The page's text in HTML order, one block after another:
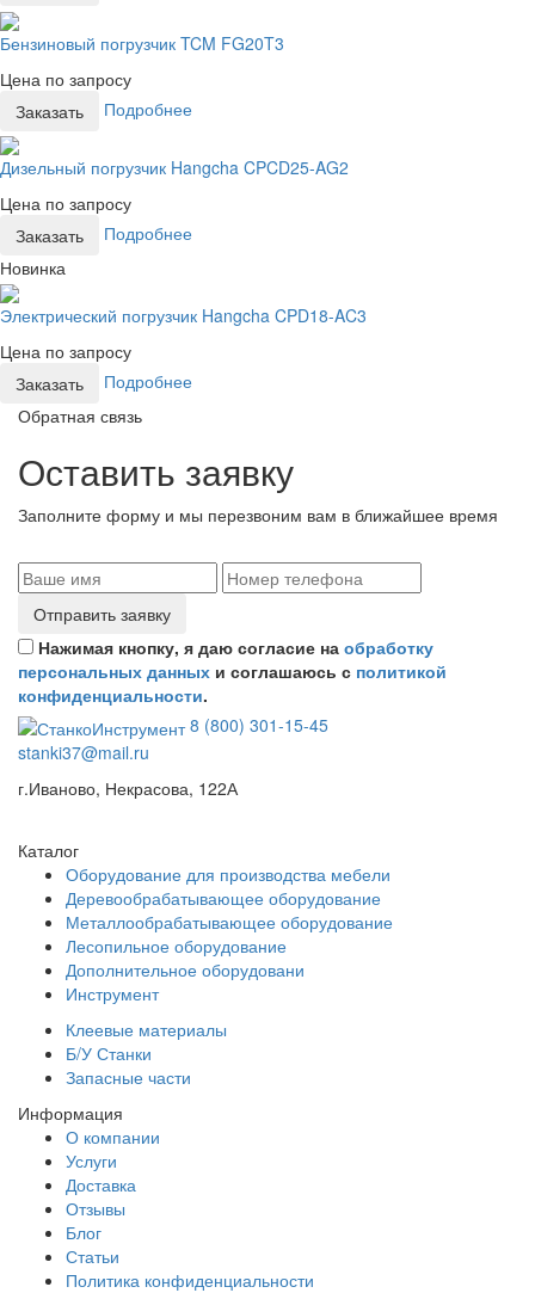
Бензиновый погрузчик TCM FG20T3
Цена по запросу
Заказать
Подробнее
Дизельный погрузчик Hangcha CPCD25-AG2
Цена по запросу
Заказать
Подробнее
Новинка
Электрический погрузчик Hangcha CPD18-AC3
Цена по запросу
Заказать
Подробнее
Обратная связь
Оставить заявку
Заполните форму и мы перезвоним вам в ближайшее время
Отправить заявку
Нажимая кнопку, я даю согласие на обработку
персональных данных и соглашаюсь с политикой
конфиденциальности.
8 (800) 301-15-45
stanki37@mail.ru
г.Иваново, Некрасова, 122А
Каталог
Оборудование для производства мебели
Деревообрабатывающее оборудование
Металлообрабатывающее оборудование
Лесопильное оборудование
Дополнительное оборудовани
Инструмент
Клеевые материалы
Б/У Станки
Запасные части
Информация
О компании
Услуги
Доставка
Отзывы
Блог
Статьи
Политика конфиденциальности